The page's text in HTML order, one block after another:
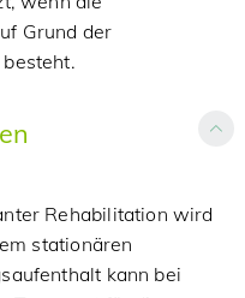
Grund der
Rehabilitation wird
stationären
kann bei